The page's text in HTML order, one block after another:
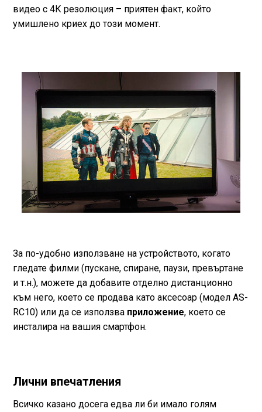
видео с 4К резолюция – приятен факт, който
умишлено криех до този момент.
За по-удобно използване на устройството, когато
гледате филми (пускане, спиране, паузи, превъртане
и т.н.), можете да добавите отделно дистанционно
към него, което се продава като аксесоар (модел AS-
RC10) или да се използва приложение, което се
инсталира на вашия смартфон.
Лични впечатления
Всичко казано досега едва ли би имало голям